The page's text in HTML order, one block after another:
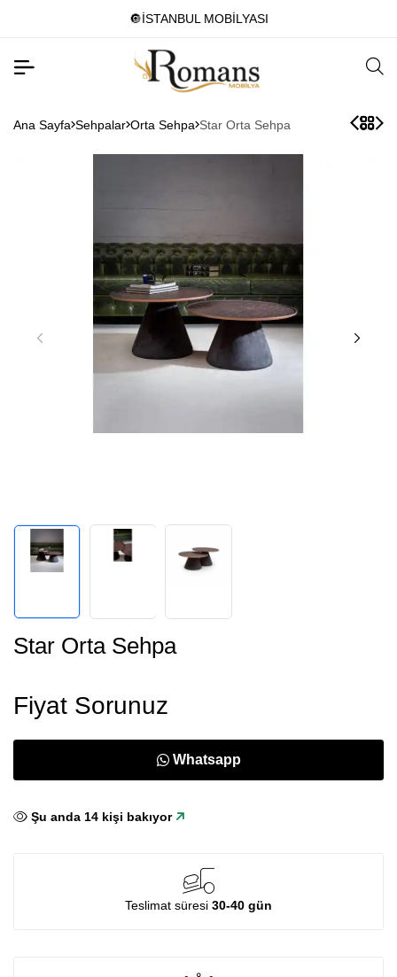
🔘İSTANBUL MOBİLYASI
Ana Sayfa Sehpalar Orta Sehpa Star Orta Sehpa
Star Orta Sehpa
Fiyat Sorunuz
Whatsapp
Şu anda 14 kişi bakıyor
Teslimat süresi 30-40 gün